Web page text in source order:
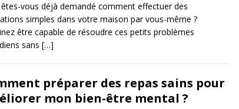
vous déjà demandé comment effectuer des
simples dans votre maison par vous-même ?
être capable de résoudre ces petits problèmes
sans […]
préparer des repas sains pour
mon bien-être mental ?